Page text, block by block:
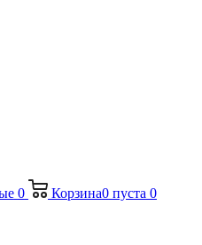
0 Корзина0 пуста 0